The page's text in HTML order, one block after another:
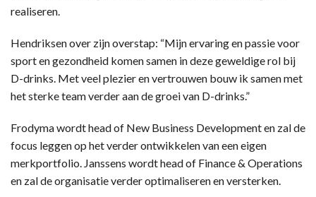
realiseren.
Hendriksen over zijn overstap: “Mijn ervaring en passie voor
sport en gezondheid komen samen in deze geweldige rol bij
D-drinks. Met veel plezier en vertrouwen bouw ik samen met
het sterke team verder aan de groei van D-drinks.”
Frodyma wordt head of New Business Development en zal de
focus leggen op het verder ontwikkelen van een eigen
merkportfolio. Janssens wordt head of Finance & Operations
en zal de organisatie verder optimaliseren en versterken.